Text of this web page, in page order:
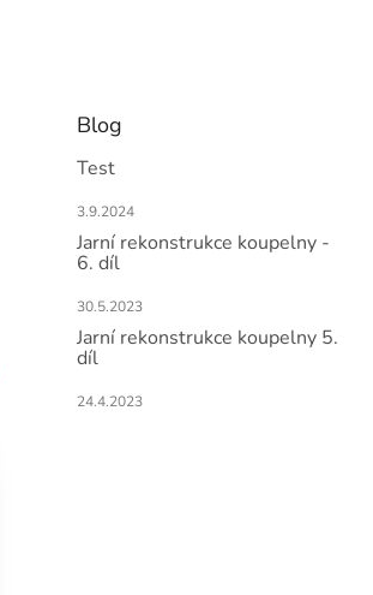
Blog
Test
3.9.2024
Jarní rekonstrukce koupelny -
6. díl
30.5.2023
Jarní rekonstrukce koupelny 5.
díl
24.4.2023